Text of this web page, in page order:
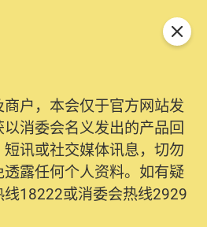
户，本会仅于官方网站发
消委会名义发出的产品回
讯或社交媒体讯息，切勿
露任何个人资料。如有疑
18222或消委会热线2929
关闭